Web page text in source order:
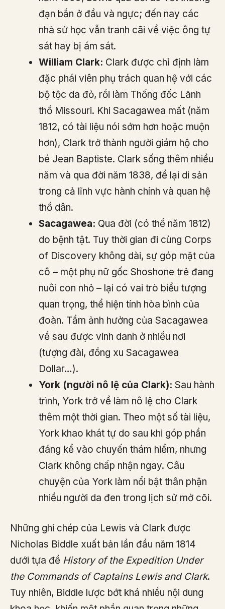
đạn bắn ở đầu và ngực; đến nay các
nhà sử học vẫn tranh cãi về việc ông tự
sát hay bị ám sát.
William Clark: Clark được chỉ định làm
đặc phái viên phụ trách quan hệ với các
bộ tộc da đỏ, rồi làm Thống đốc Lãnh
thổ Missouri. Khi Sacagawea mất (năm
1812, có tài liệu nói sớm hơn hoặc muộn
hơn), Clark trở thành người giám hộ cho
bé Jean Baptiste. Clark sống thêm nhiều
năm và qua đời năm 1838, để lại di sản
trong cả lĩnh vực hành chính và quan hệ
thổ dân.
Sacagawea: Qua đời (có thể năm 1812)
do bệnh tật. Tuy thời gian đi cùng Corps
of Discovery không dài, sự góp mặt của
cô – một phụ nữ gốc Shoshone trẻ đang
nuôi con nhỏ – lại có vai trò biểu tượng
quan trọng, thể hiện tính hòa bình của
đoàn. Tầm ảnh hưởng của Sacagawea
về sau được vinh danh ở nhiều nơi
(tượng đài, đồng xu Sacagawea
Dollar…).
York (người nô lệ của Clark): Sau hành
trình, York trở về làm nô lệ cho Clark
thêm một thời gian. Theo một số tài liệu,
York khao khát tự do sau khi góp phần
đáng kể vào chuyến thám hiểm, nhưng
Clark không chấp nhận ngay. Câu
chuyện của York làm nổi bật thân phận
nhiều người da đen trong lịch sử mở cõi.
Những ghi chép của Lewis và Clark được
Nicholas Biddle xuất bản lần đầu năm 1814
dưới tựa đề History of the Expedition Under
the Commands of Captains Lewis and Clark.
Tuy nhiên, Biddle lược bớt khá nhiều nội dung